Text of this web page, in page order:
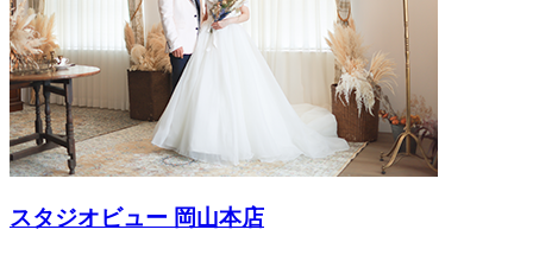
スタジオビュー 岡山本店